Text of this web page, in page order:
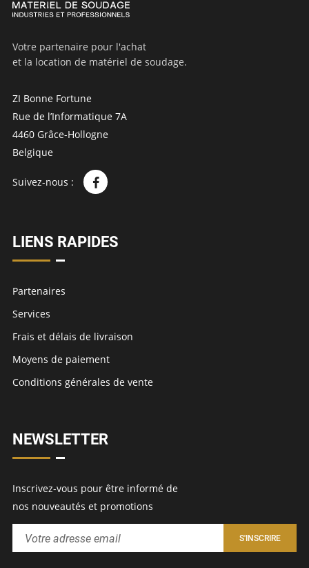
Votre partenaire pour l'achat
et la location de matériel de soudage.
ZI Bonne Fortune
Rue de l’Informatique 7A
4460 Grâce-Hollogne
Belgique
Suivez-nous :
LIENS RAPIDES
Partenaires
Services
Frais et délais de livraison
Moyens de paiement
Conditions générales de vente
NEWSLETTER
Inscrivez-vous pour être informé de
nos nouveautés et promotions